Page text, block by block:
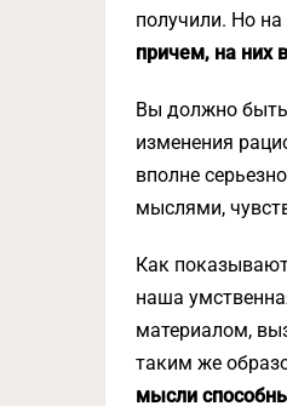
получили. Но
причем, на них
Вы должно быть
изменения
вполне
мыслями,
Как
наша
материалом,
таким же
мысли